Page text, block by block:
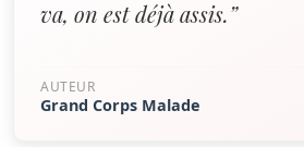
va, on est déjà assis.”
AUTEUR
Grand Corps Malade